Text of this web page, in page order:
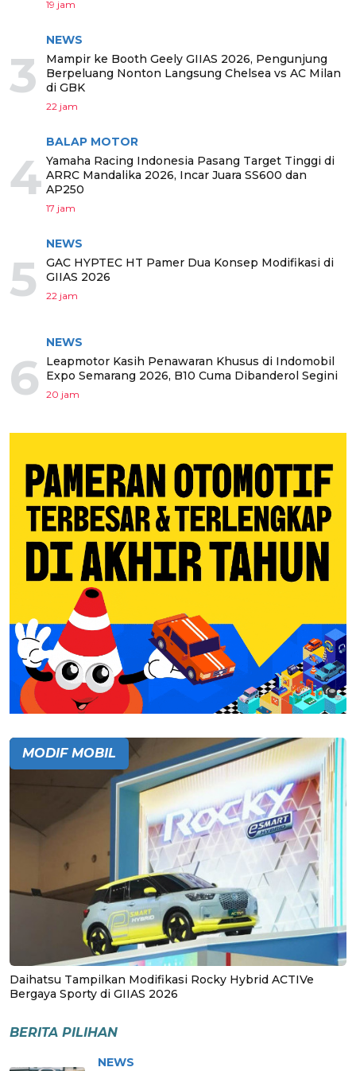
19 jam
3
NEWS
Mampir ke Booth Geely GIIAS 2026, Pengunjung
Berpeluang Nonton Langsung Chelsea vs AC Milan
di GBK
22 jam
4
BALAP MOTOR
Yamaha Racing Indonesia Pasang Target Tinggi di
ARRC Mandalika 2026, Incar Juara SS600 dan
AP250
17 jam
5
NEWS
GAC HYPTEC HT Pamer Dua Konsep Modifikasi di
GIIAS 2026
22 jam
6
NEWS
Leapmotor Kasih Penawaran Khusus di Indomobil
Expo Semarang 2026, B10 Cuma Dibanderol Segini
20 jam
MODIF MOBIL
Daihatsu Tampilkan Modifikasi Rocky Hybrid ACTIVe
Bergaya Sporty di GIIAS 2026
BERITA PILIHAN
NEWS